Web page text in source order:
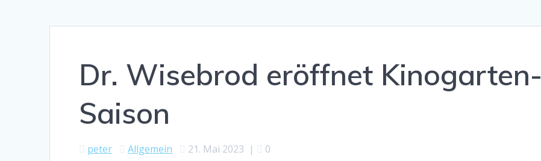
Dr. Wisebrod eröffnet Kinogarten-
Saison
peter Allgemein 21. Mai 2023 | 0